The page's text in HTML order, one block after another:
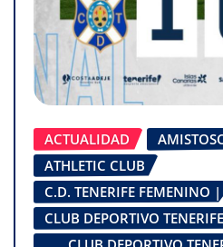
ACTUALIDAD
ATHLETIC CLUB
C.D. TENERIFE FEMENINO |
CLUB DEPORTIVO